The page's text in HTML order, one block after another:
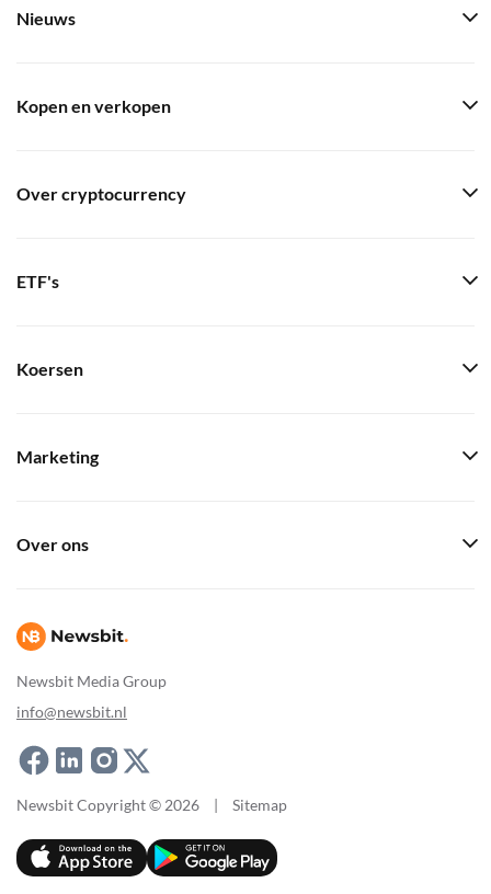
Newsbit Media Group
info@newsbit.nl
Nieuws
Kopen en verkopen
Over cryptocurrency
ETF's
Koersen
Marketing
Over ons
Newsbit Copyright © 2026 | Sitemap